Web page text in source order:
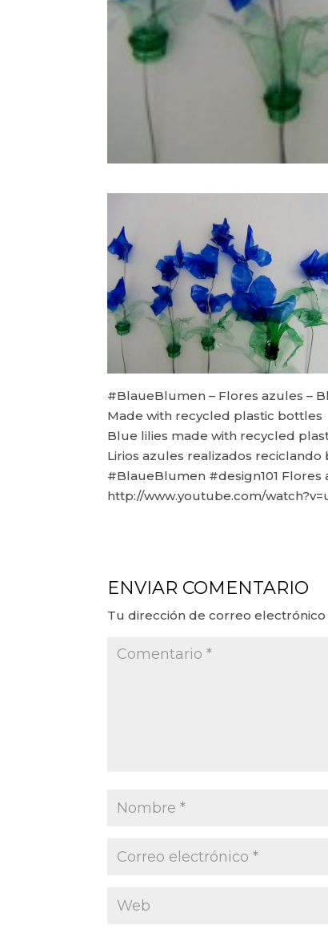
#BlaueBlumen – Flores azules –
Made with recycled plastic bottles
Blue lilies made with recycled
Lirios azules realizados
#BlaueBlumen #design101 Flores
http://www.youtube.com/
ENVIAR COMENTARIO
Tu dirección de correo electrónico